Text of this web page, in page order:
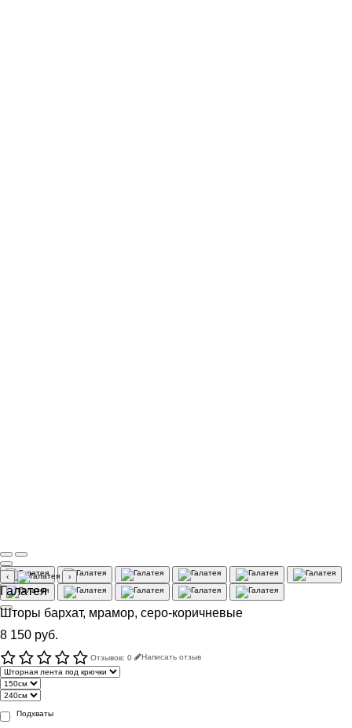
‹ ›
Галатея
Шторы бархат, мрамор, серо-коричневые
8 150 руб.
Отзывов: 0 Написать отзыв
Подхваты